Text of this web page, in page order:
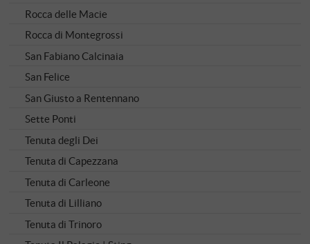
Rocca delle Macie
Rocca di Montegrossi
San Fabiano Calcinaia
San Felice
San Giusto a Rentennano
Sette Ponti
Tenuta degli Dei
Tenuta di Capezzana
Tenuta di Carleone
Tenuta di Lilliano
Tenuta di Trinoro